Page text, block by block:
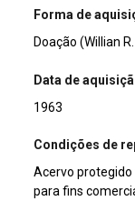
Forma de
Doação (Willian
Data de
1963
Condições de
Acervo protegido
para fins